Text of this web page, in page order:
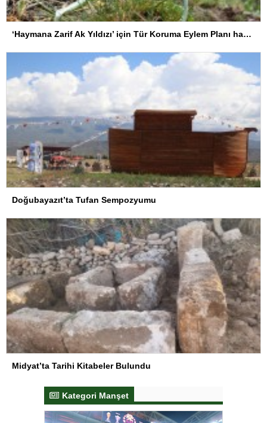
‘Haymana Zarif Ak Yıldızı’ için Tür Koruma Eylem Planı hayata geçirildi
Doğubayazıt’ta Tufan Sempozyumu
Midyat’ta Tarihi Kitabeler Bulundu
Kategori Manşet